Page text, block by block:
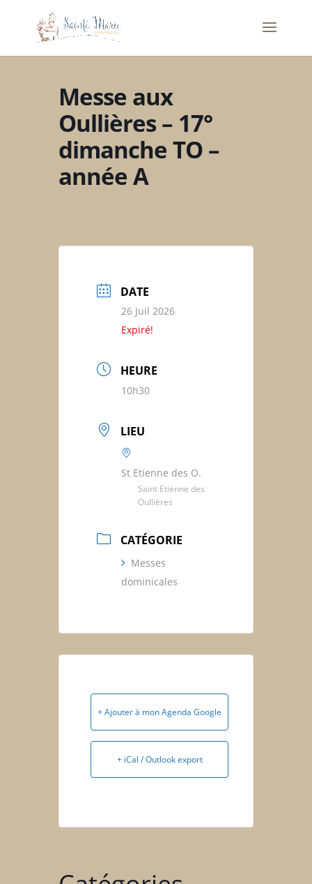
Messe aux
Oullières – 17°
dimanche TO –
année A
DATE
26 Juil 2026
Expiré!
HEURE
10h30
LIEU
St Etienne des O.
Saint Etienne des
Oullières
CATÉGORIE
Messes
dominicales
+ Ajouter à mon Agenda Google
+ iCal / Outlook export